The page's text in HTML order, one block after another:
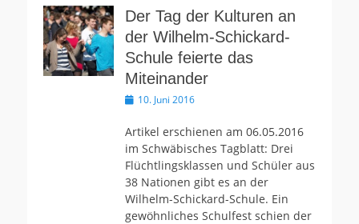
Der Tag der Kulturen an
der Wilhelm-Schickard-
Schule feierte das
Miteinander
Veröffentlicht
10. Juni 2016
Artikel erschienen am 06.05.2016
im Schwäbisches Tagblatt: Drei
Flüchtlingsklassen und Schüler aus
38 Nationen gibt es an der
Wilhelm-Schickard-Schule. Ein
gewöhnliches Schulfest schien der